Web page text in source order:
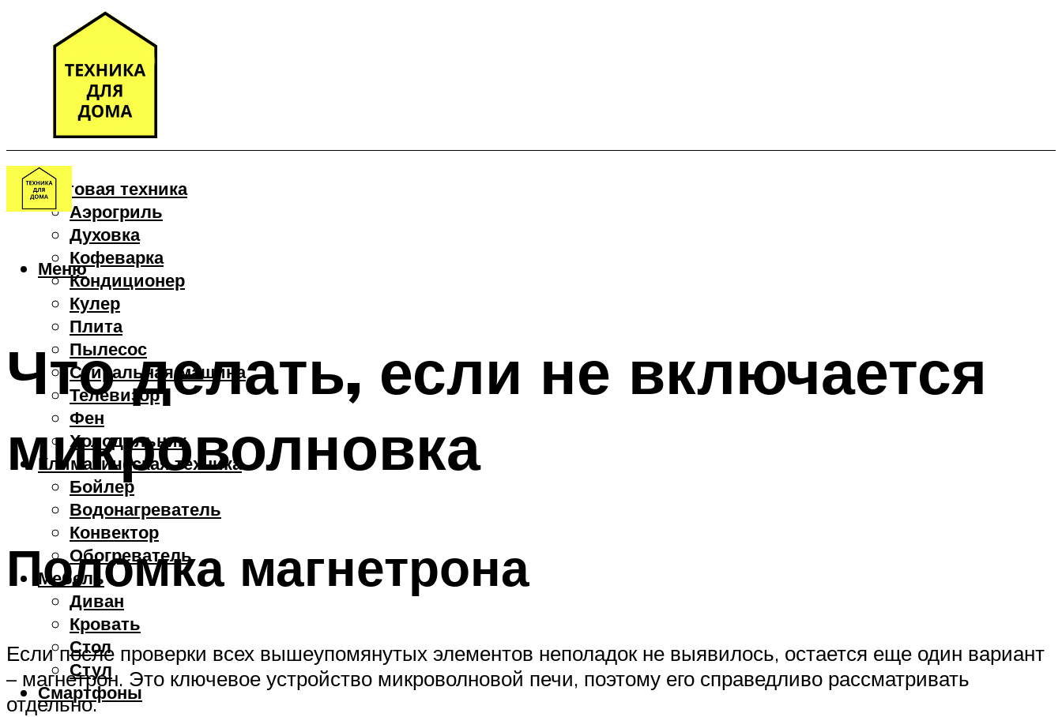
Бытовая техника
Аэрогриль
Духовка
Кофеварка
Кондиционер
Кулер
Плита
Пылесос
Стиральная машина
Телевизор
Фен
Холодильник
Климатическая техника
Бойлер
Водонагреватель
Конвектор
Обогреватель
Мебель
Диван
Кровать
Стол
Стул
Смартфоны
Меню
Что делать, если не включается
микроволновка
Поломка магнетрона
Если после проверки всех вышеупомянутых элементов неполадок не выявилось, остается еще один вариант
– магнетрон. Это ключевое устройство микроволновой печи, поэтому его справедливо рассматривать
отдельно.